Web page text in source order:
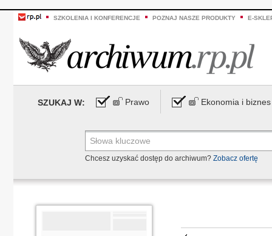
SZKOLENIA I KONFERENCJE POZNAJ NASZE PRODUKTY E-
SZUKAJ W: Prawo Ekonomia i biznes
Chcesz uzyskać dostęp do archiwum? Zobacz ofertę